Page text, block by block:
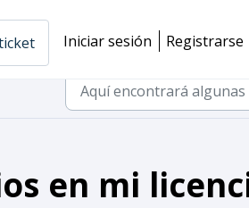
Iniciar sesión Registrarse
en mi